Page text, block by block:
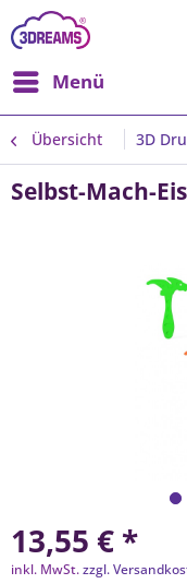
Menü
Übersicht 3D
Selbst-Mach-
13,55 € *
inkl. MwSt.zzgl.